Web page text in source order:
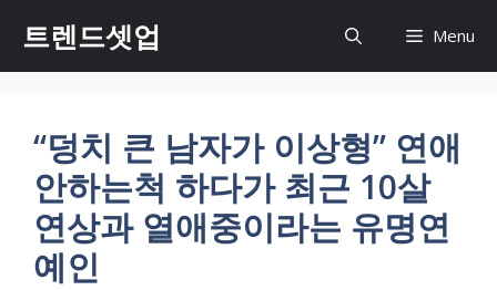
츠
트렌드셋업 Menu
“덩치 큰 남자가 이상형” 연애
안하는척 하다가 최근 10살
연상과 열애중이라는 유명연
예인